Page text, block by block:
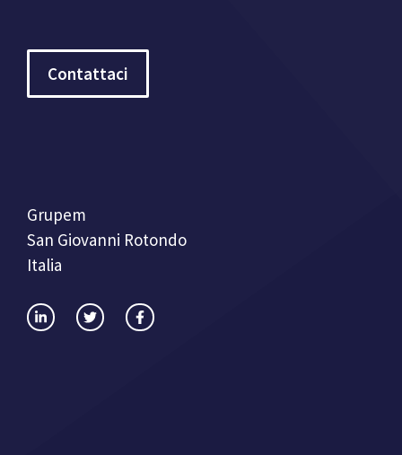
Contattaci
Grupem
San Giovanni Rotondo
Italia